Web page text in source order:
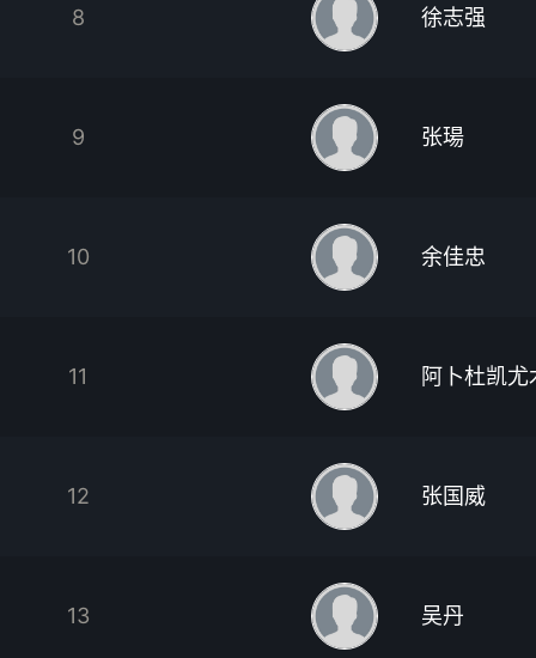
8 徐志强
9 张瑒
10 余佳忠
11 阿卜杜凯尤
12 张国威
13 吴丹